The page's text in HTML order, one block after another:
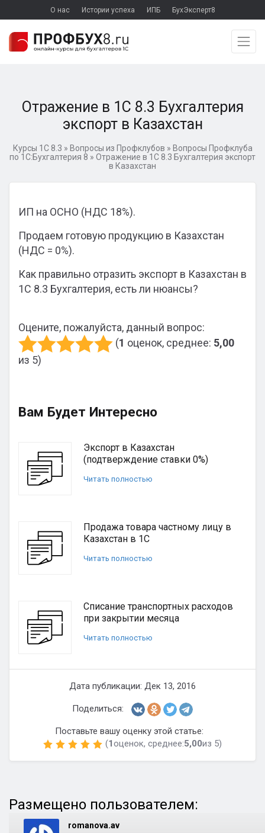
О нас Истории успеха ИПБ БухЭксперт8
Отражение в 1С 8.3 Бухгалтерия
экспорт в Казахстан
Курсы 1С 8.3 » Вопросы из Профклубов » Вопросы Профклуба
по 1С:Бухгалтерия 8 » Отражение в 1С 8.3 Бухгалтерия экспорт
в Казахстан
ИП на ОСНО (НДС 18%).
Продаем готовую продукцию в Казахстан
(НДС = 0%).
Как правильно отразить экспорт в Казахстан в
1С 8.3 Бухгалтерия, есть ли нюансы?
Оцените, пожалуйста, данный вопрос:
(1 оценок, среднее: 5,00
из 5)
Вам Будет Интересно
Экспорт в Казахстан
(подтверждение ставки 0%)
Читать полностью
Продажа товара частному лицу в
Казахстан в 1С
Читать полностью
Списание транспортных расходов
при закрытии месяца
Читать полностью
Дата публикации: Дек 13, 2016
Поделиться:
Поставьте вашу оценку этой статье:
(1оценок, среднее:5,00из 5)
Размещено пользователем:
romanova.av